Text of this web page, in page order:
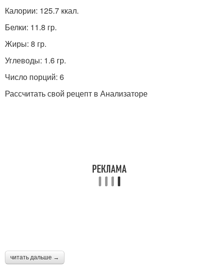
Калории: 125.7 ккал.
Белки: 11.8 гр.
Жиры: 8 гр.
Углеводы: 1.6 гр.
Число порций: 6
Рассчитать свой рецепт в Анализаторе
читать дальше →